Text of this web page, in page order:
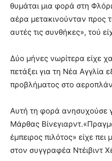
θυμάται μια φορά στη
αέρα μετακινούνταν προς
αυτές τις συνθήκες», τού
Δύο μήνες νωρίτερα είχε
πετάξει για τη Νέα Αγγλία
προβλήματος στο
Αυτή τη φορά ανησυχούσε
Μάρθας
έμπειρος πιλότος» είχε πει
στον συγγραφέα Ντέιβιντ